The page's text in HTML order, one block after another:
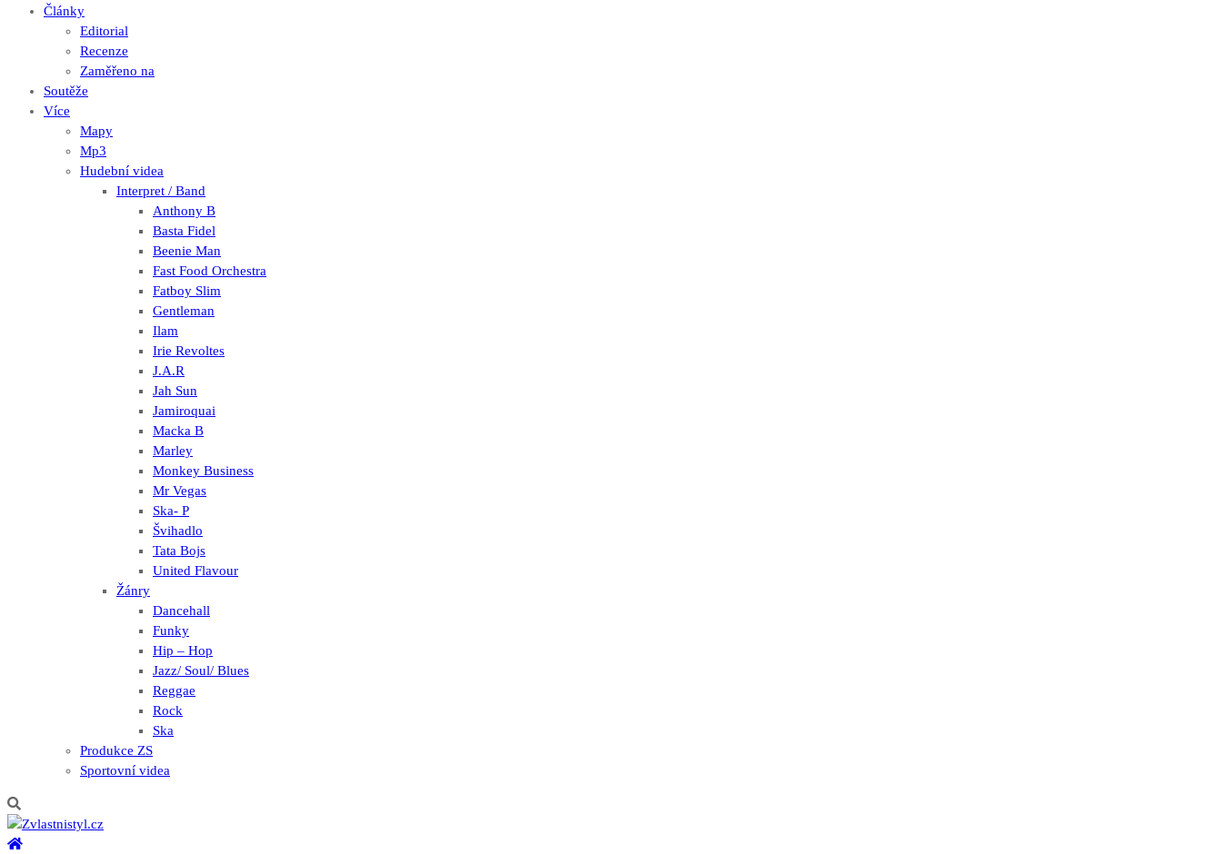
Články
Editorial
Recenze
Zaměřeno na
Soutěže
Více
Mapy
Mp3
Hudební videa
Interpret / Band
Anthony B
Basta Fidel
Beenie Man
Fast Food Orchestra
Fatboy Slim
Gentleman
Ilam
Irie Revoltes
J.A.R
Jah Sun
Jamiroquai
Macka B
Marley
Monkey Business
Mr Vegas
Ska- P
Švihadlo
Tata Bojs
United Flavour
Žánry
Dancehall
Funky
Hip – Hop
Jazz/ Soul/ Blues
Reggae
Rock
Ska
Produkce ZS
Sportovní videa